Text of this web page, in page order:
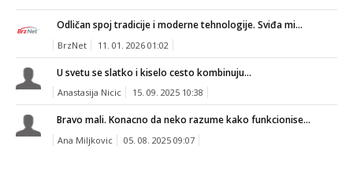
Odličan spoj tradicije i moderne tehnologije. Sviđa mi...
BrzNet 11. 01. 2026 01:02
U svetu se slatko i kiselo cesto kombinuju...
Anastasija Nicic 15. 09. 2025 10:38
Bravo mali. Konacno da neko razume kako funkcionise...
Ana Miljkovic 05. 08. 2025 09:07